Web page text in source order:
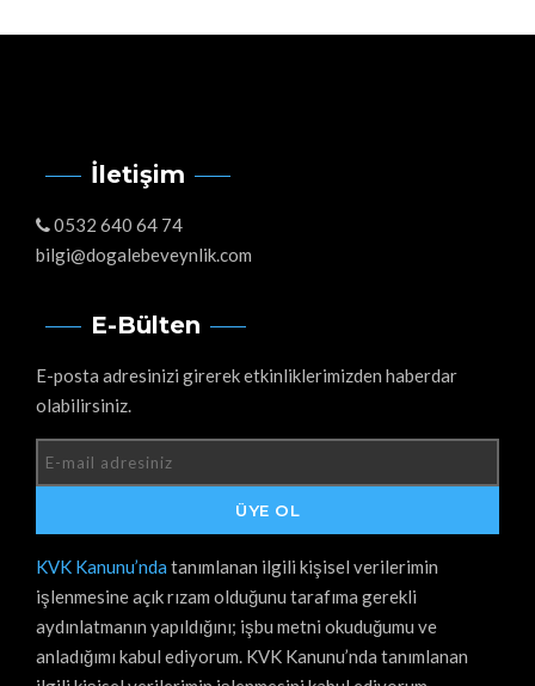
İletişim
0532 640 64 74
bilgi@dogalebeveynlik.com
E-Bülten
E-posta adresinizi girerek etkinliklerimizden haberdar
olabilirsiniz.
KVK Kanunu’ndatanımlanan ilgili kişisel verilerimin
işlenmesine açık rızam olduğunu tarafıma gerekli
aydınlatmanın yapıldığını; işbu metni okuduğumu ve
anladığımı kabul ediyorum. KVK Kanunu’nda tanımlanan